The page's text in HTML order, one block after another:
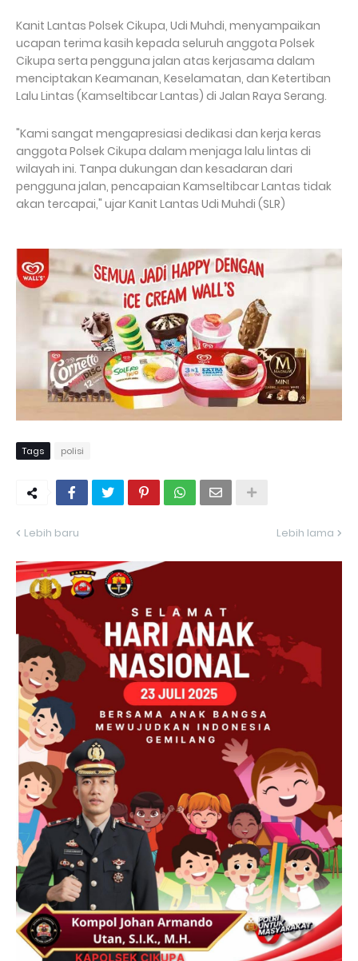
Kanit Lantas Polsek Cikupa, Udi Muhdi, menyampaikan
ucapan terima kasih kepada seluruh anggota Polsek
Cikupa serta pengguna jalan atas kerjasama dalam
menciptakan Keamanan, Keselamatan, dan Ketertiban
Lalu Lintas (Kamseltibcar Lantas) di Jalan Raya Serang.
"Kami sangat mengapresiasi dedikasi dan kerja keras
anggota Polsek Cikupa dalam menjaga lalu lintas di
wilayah ini. Tanpa dukungan dan kesadaran dari
pengguna jalan, pencapaian Kamseltibcar Lantas tidak
akan tercapai," ujar Kanit Lantas Udi Muhdi (SLR)
Tags polisi
Lebih baru Lebih lama